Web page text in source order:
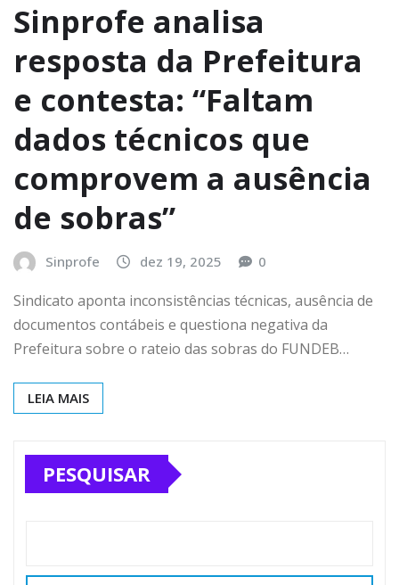
Sinprofe analisa
resposta da Prefeitura
e contesta: “Faltam
dados técnicos que
comprovem a ausência
de sobras”
Sinprofe dez 19, 2025 0
Sindicato aponta inconsistências técnicas, ausência de
documentos contábeis e questiona negativa da
Prefeitura sobre o rateio das sobras do FUNDEB…
LEIA MAIS
PESQUISAR